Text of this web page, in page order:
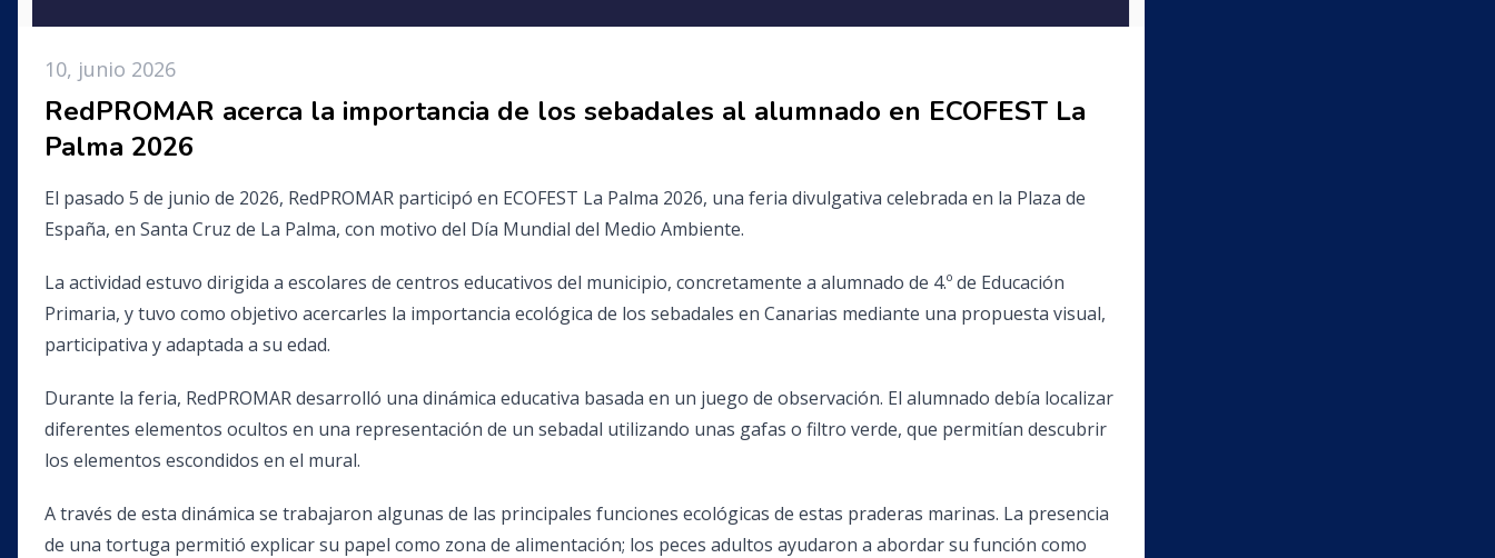
10, junio 2026
RedPROMAR acerca la importancia de los sebadales al alumnado en ECOFEST La
Palma 2026
El pasado 5 de junio de 2026, RedPROMAR participó en ECOFEST La Palma 2026, una feria divulgativa celebrada en la Plaza de
España, en Santa Cruz de La Palma, con motivo del Día Mundial del Medio Ambiente.
La actividad estuvo dirigida a escolares de centros educativos del municipio, concretamente a alumnado de 4.º de Educación
Primaria, y tuvo como objetivo acercarles la importancia ecológica de los sebadales en Canarias mediante una propuesta visual,
participativa y adaptada a su edad.
Durante la feria, RedPROMAR desarrolló una dinámica educativa basada en un juego de observación. El alumnado debía localizar
diferentes elementos ocultos en una representación de un sebadal utilizando unas gafas o filtro verde, que permitían descubrir
los elementos escondidos en el mural.
A través de esta dinámica se trabajaron algunas de las principales funciones ecológicas de estas praderas marinas. La presencia
de una tortuga permitió explicar su papel como zona de alimentación; los peces adultos ayudaron a abordar su función como